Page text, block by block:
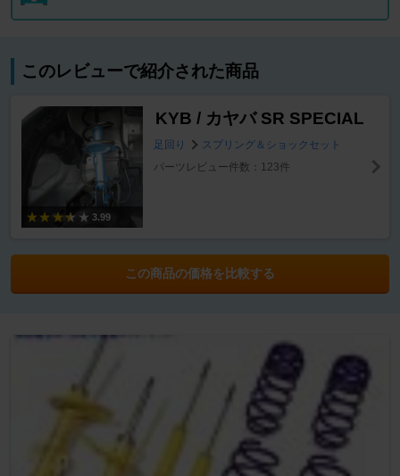
このレビューで紹介された商品
3.99
KYB / カヤバ SR SPECIAL
足回り
スプリング＆ショックセット
パーツレビュー件数：123件
この商品の価格を比較する